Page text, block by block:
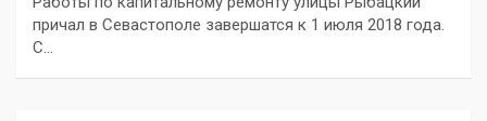
причал в Севастополе завершатся к 1 июля 2018 года.
С…